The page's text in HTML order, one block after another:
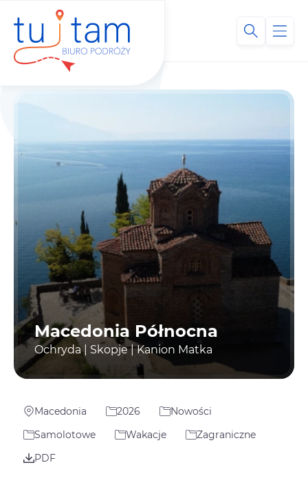
Macedonia Północna
Ochryda | Skopje | Kanion Matka
Macedonia 2026
Nowości
Samolotowe
Wakacje
Zagraniczne
PDF